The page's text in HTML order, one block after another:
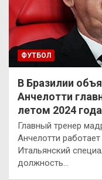
ФУТБОЛ
В Бразилии
Анчелотти
летом 2024 года
Главный тренер
Анчелотти
Итальянский
должность…